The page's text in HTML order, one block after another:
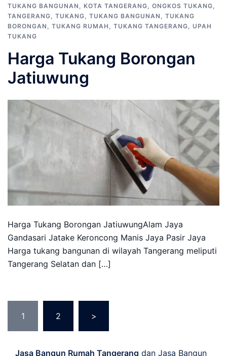
TUKANG BANGUNAN , KOTA TANGERANG, ONGKOS TUKANG,
TANGERANG, TUKANG, TUKANG BANGUNAN , TUKANG
BORONGAN , TUKANG RUMAH , TUKANG TANGERANG, UPAH
TUKANG
Harga Tukang Borongan
Jatiuwung
Harga Tukang Borongan JatiuwungAlam Jaya
Gandasari Jatake Keroncong Manis Jaya Pasir Jaya
Harga tukang bangunan di wilayah Tangerang meliputi
Tangerang Selatan dan […]
pagination
1 2 >
Jasa Bangun Rumah Tangerang dan Jasa Bangun